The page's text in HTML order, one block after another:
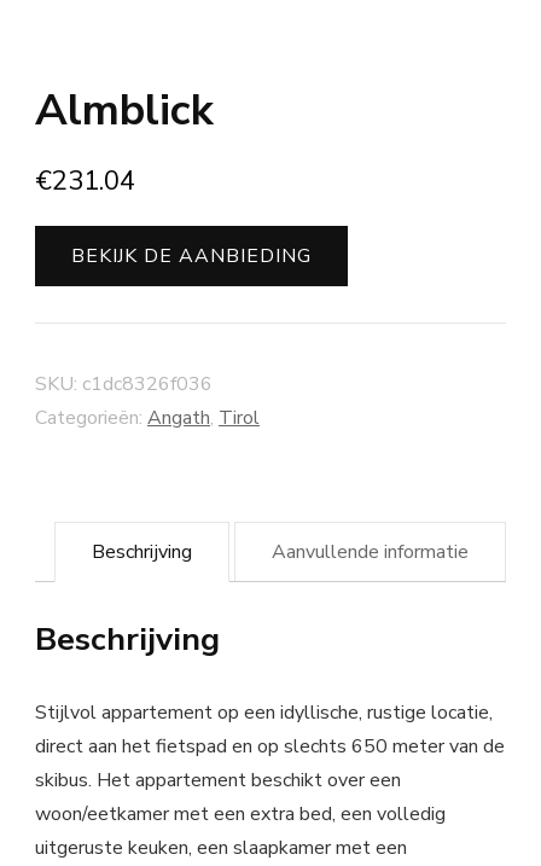
Almblick
€231.04
BEKIJK DE AANBIEDING
SKU: c1dc8326f036
Categorieën: Angath, Tirol
Beschrijving Aanvullende informatie
Beschrijving
Stijlvol appartement op een idyllische, rustige locatie,
direct aan het fietspad en op slechts 650 meter van de
skibus. Het appartement beschikt over een
woon/eetkamer met een extra bed, een volledig
uitgeruste keuken, een slaapkamer met een